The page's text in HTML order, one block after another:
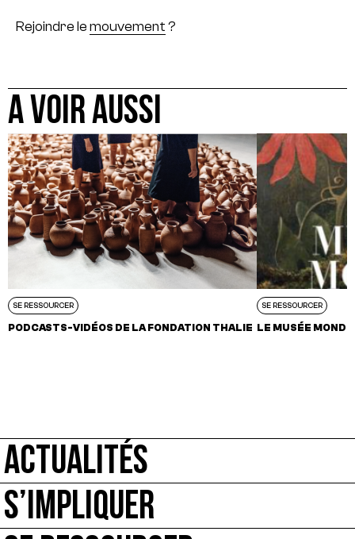
Rejoindre le mouvement ?
A VOIR AUSSI
SE RESSOURCER
PODCASTS-VIDÉOS DE LA FONDATION THALIE
SE RESSOURCER
LE MUSÉE
ACTUALITÉS
S’IMPLIQUER